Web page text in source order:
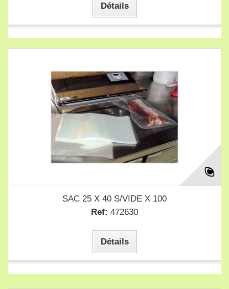
Détails
SAC 25 X 40 S/VIDE X 100
Ref: 472630
Détails